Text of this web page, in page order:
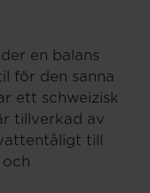
en balans
för den sanna
ett schweizisk
tillverkad av
till